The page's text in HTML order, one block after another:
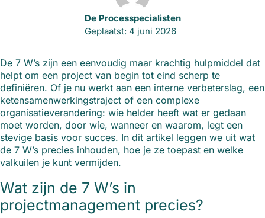
De Processpecialisten
Geplaatst: 4 juni 2026
De 7 W’s zijn een eenvoudig maar krachtig hulpmiddel dat
helpt om een project van begin tot eind scherp te
definiëren. Of je nu werkt aan een interne verbeterslag, een
ketensamenwerkingstraject of een complexe
organisatieverandering: wie helder heeft wat er gedaan
moet worden, door wie, wanneer en waarom, legt een
stevige basis voor succes. In dit artikel leggen we uit wat
de 7 W’s precies inhouden, hoe je ze toepast en welke
valkuilen je kunt vermijden.
Wat zijn de 7 W’s in
projectmanagement precies?